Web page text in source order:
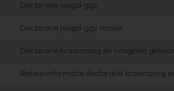
Declaratie jeugd-ggz
Declaratie jeugd-ggz retour
Declaratie kraamzorg en integrale
Retourinformatie declaratie kraamzorg